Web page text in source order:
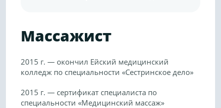
Массажист
2015 г. — окончил Ейский медицинский
колледж по специальности «Сестринское дело»
2015 г. — сертификат специалиста по
специальности «Медицинский массаж»